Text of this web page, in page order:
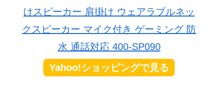
けスピーカー 肩掛け ウェアラブルネッ
クスピーカー マイク付き ゲーミング 防
水 通話対応 400-SP090
Yahoo!ショッピングで見る